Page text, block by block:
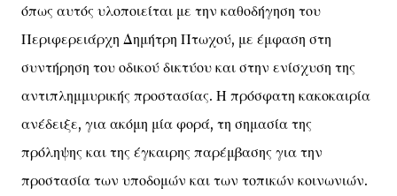
όπως αυτός υλοποιείται με την καθοδήγηση του
Περιφερειάρχη Δημήτρη Πτωχού, με έμφαση στη
συντήρηση του οδικού δικτύου και στην ενίσχυση της
αντιπλημμυρικής προστασίας. Η πρόσφατη κακοκαιρία
ανέδειξε, για ακόμη μία φορά, τη σημασία της
πρόληψης και της έγκαιρης παρέμβασης για την
προστασία των υποδομών και των τοπικών κοινωνιών.